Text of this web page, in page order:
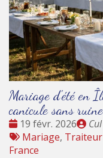
Mariage d'été en
canicule sans
Date
:
19 févr. 2026
par
Tags
:
Mariage,
France